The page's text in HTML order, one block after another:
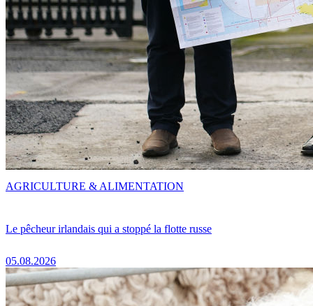
Le pêcheur irlandais qui a stoppé la flotte russe
05.08.2026
AGRICULTURE & ALIMENTATION